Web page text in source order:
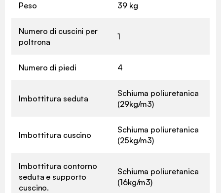
Peso 39 kg
Numero di cuscini per
poltrona
1
Numero di piedi 4
Imbottitura seduta
Schiuma poliuretanica
(29kg/m3)
Imbottitura cuscino
Schiuma poliuretanica
(25kg/m3)
Imbottitura contorno
seduta e supporto
cuscino.
Schiuma poliuretanica
(16kg/m3)